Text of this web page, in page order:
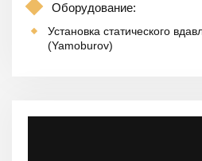
Оборудование:
Установка статического
(Yamoburov)